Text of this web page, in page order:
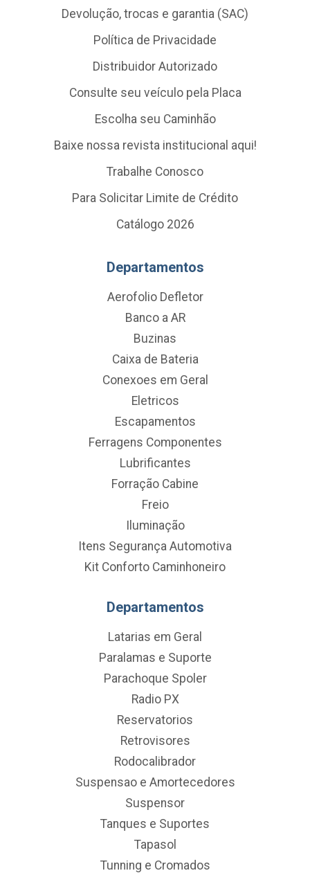
Devolução, trocas e garantia (SAC)
Política de Privacidade
Distribuidor Autorizado
Consulte seu veículo pela Placa
Escolha seu Caminhão
Baixe nossa revista institucional aqui!
Trabalhe Conosco
Para Solicitar Limite de Crédito
Catálogo 2026
Departamentos
Aerofolio Defletor
Banco a AR
Buzinas
Caixa de Bateria
Conexoes em Geral
Eletricos
Escapamentos
Ferragens Componentes
Lubrificantes
Forração Cabine
Freio
Iluminação
Itens Segurança Automotiva
Kit Conforto Caminhoneiro
Departamentos
Latarias em Geral
Paralamas e Suporte
Parachoque Spoler
Radio PX
Reservatorios
Retrovisores
Rodocalibrador
Suspensao e Amortecedores
Suspensor
Tanques e Suportes
Tapasol
Tunning e Cromados